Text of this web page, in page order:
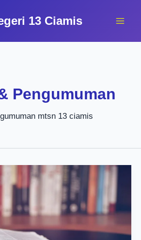
13 Ciamis
Pengumuman
mtsn 13 ciamis